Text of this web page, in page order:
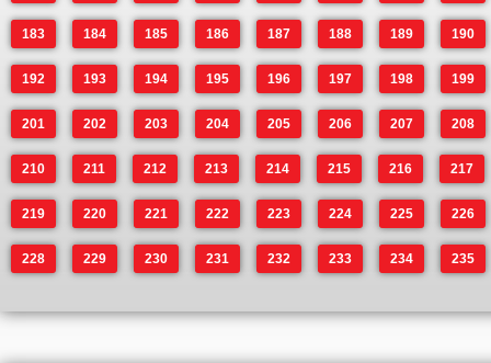
183 184 185 186 187 188 189 190
192 193 194 195 196 197 198 199
201 202 203 204 205 206 207 208
210 211 212 213 214 215 216 217
219 220 221 222 223 224 225 226
228 229 230 231 232 233 234 235